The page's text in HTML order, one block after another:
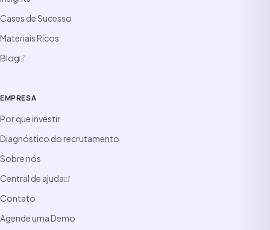
Cases de Sucesso
Materiais Ricos
Blog
EMPRESA
Por que investir
Diagnóstico do recrutamento
Sobre nós
Central de ajuda
Contato
Agende uma Demo